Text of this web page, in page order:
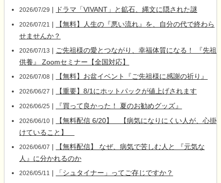
2026/07/29 | ドラマ「VIVANT」と鉱石、縄文に隠された謎
2026/07/21 |
【無料】人生の『悪い流れ』を、自分の代で終わら
せませんか？
2026/07/13 | ご先祖様の愛とつながり、幸福体質になる！ 『先祖
供養』 Zoomセミナー【全国対応】
2026/07/08 | 【無料】お盆イベント『ご先祖様に感謝の祈り』
2026/06/27 | 【重要】8/1にホットパックが値上げされます
2026/06/25 | 『買って良かった！ 夏のお勧めグッズ』
2026/06/10|
【無料配信 6/20】 【病気になりにくい人が、心掛
けていること】
2026/06/07 |
【無料配信】 なぜ、病気で苦しむ人と 『元気な
人』に分かれるのか
2026/05/11 | 「シュタイナー」ってご存じですか？